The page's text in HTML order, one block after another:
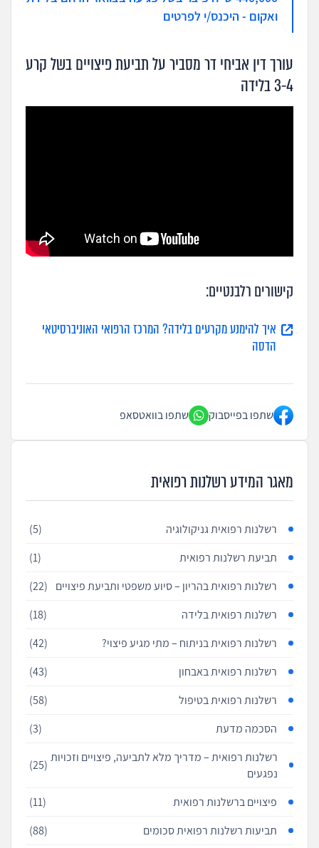
ואקום - היכנס/י לפרטים
עורך דין אביחי דר מסביר על תביעת פיצויים בשל קרע
3-4 בלידה
קישורים רלבנטיים:
איך להימנע מקרעים בלידה? המרכז הרפואי האוניברסיטאי
הדסה
שתפו בפייסבוק שתפו בוואטסאפ
מאגר המידע רשלנות רפואית
רשלנות רפואית גניקולוגיה
(5)
תביעת רשלנות רפואית
(1)
רשלנות רפואית בהריון – סיוע משפטי ותביעת פיצויים
(22)
רשלנות רפואית בלידה
(18)
רשלנות רפואית בניתוח – מתי מגיע פיצוי?
(42)
רשלנות רפואית באבחון
(43)
רשלנות רפואית בטיפול
(58)
הסכמה מדעת
(3)
רשלנות רפואית – מדריך מלא לתביעה, פיצויים וזכויות
נפגעים
(25)
פיצויים ברשלנות רפואית
(11)
תביעות רשלנות רפואית סכומים
(88)